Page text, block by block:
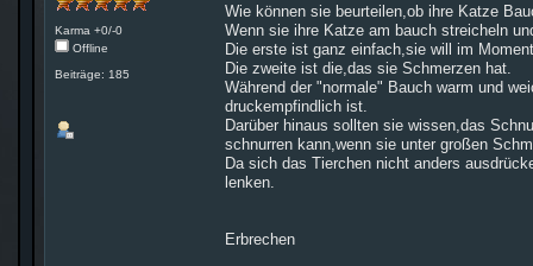
Karma +0/-0
Offline
Beiträge: 185
Wie können sie beurteilen,ob ihre Katze
Wenn sie ihre Katze am bauch streicheln
Die erste ist ganz einfach,sie will im
Die zweite ist die,das sie Schmerzen hat.
Während der "normale" Bauch warm und
druckempfindlich ist.
Darüber hinaus sollten sie wissen,das
schnurren kann,wenn sie unter großen
Da sich das Tierchen nicht anders
lenken.
Erbrechen